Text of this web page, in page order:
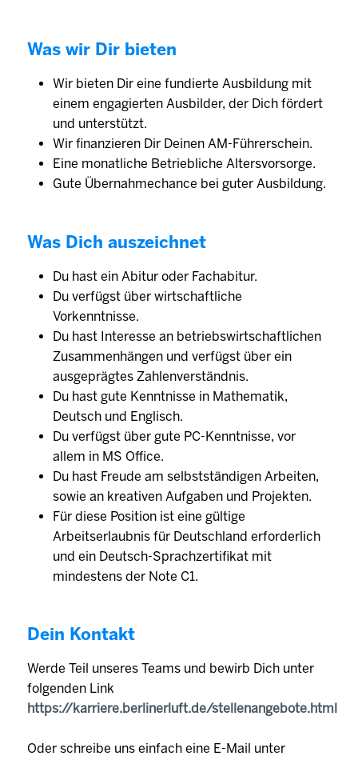
Was wir Dir bieten
Wir bieten Dir eine fundierte Ausbildung mit
einem engagierten Ausbilder, der Dich fördert
und unterstützt.
Wir finanzieren Dir Deinen AM-Führerschein.
Eine monatliche Betriebliche Altersvorsorge.
Gute Übernahmechance bei guter Ausbildung.
Was Dich auszeichnet
Du hast ein Abitur oder Fachabitur.
Du verfügst über wirtschaftliche
Vorkenntnisse.
Du hast Interesse an betriebswirtschaftlichen
Zusammenhängen und verfügst über ein
ausgeprägtes Zahlenverständnis.
Du hast gute Kenntnisse in Mathematik,
Deutsch und Englisch.
Du verfügst über gute PC-Kenntnisse, vor
allem in MS Office.
Du hast Freude am selbstständigen Arbeiten,
sowie an kreativen Aufgaben und Projekten.
Für diese Position ist eine gültige
Arbeitserlaubnis für Deutschland erforderlich
und ein Deutsch-Sprachzertifikat mit
mindestens der Note C1.
Dein Kontakt
Werde Teil unseres Teams und bewirb Dich unter
folgenden Link
https://karriere.berlinerluft.de/stellenangebote.html
Oder schreibe uns einfach eine E-Mail unter